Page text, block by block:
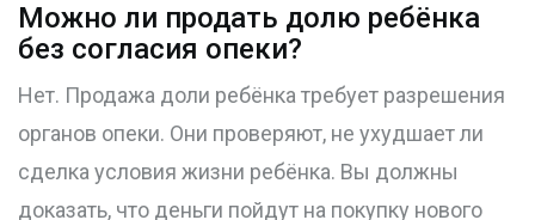
Можно ли продать долю ребёнка
без согласия опеки?
Нет. Продажа доли ребёнка требует разрешения
органов опеки. Они проверяют, не ухудшает ли
сделка условия жизни ребёнка. Вы должны
доказать, что деньги пойдут на покупку нового